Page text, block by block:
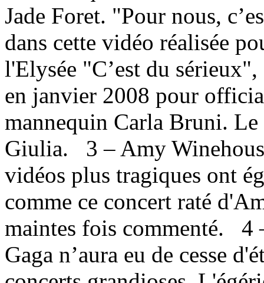
Jade Foret. "Pour nous,
dans cette vidéo réalisée
l'Elysée "C’est du
en janvier 2008 pour
mannequin Carla Bruni.
Giulia. 3 – Amy
vidéos plus tragiques ont
comme ce concert raté
maintes fois commenté. 4
Gaga n’aura eu de cesse